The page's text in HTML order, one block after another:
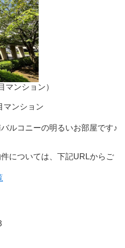
マンション）
マンション
ルコニーの明るいお部屋です♪
については、下記URLからご